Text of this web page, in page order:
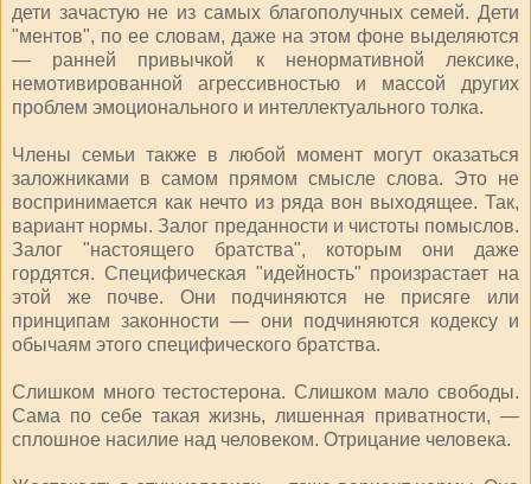
дети зачастую не из самых благополучных семей. Дети
"ментов", по ее словам, даже на этом фоне выделяются
— ранней привычкой к ненормативной лексике,
немотивированной агрессивностью и массой других
проблем эмоционального и интеллектуального толка.
Члены семьи также в любой момент могут оказаться
заложниками в самом прямом смысле слова. Это не
воспринимается как нечто из ряда вон выходящее. Так,
вариант нормы. Залог преданности и чистоты помыслов.
Залог "настоящего братства", которым они даже
гордятся. Специфическая "идейность" произрастает на
этой же почве. Они подчиняются не присяге или
принципам законности — они подчиняются кодексу и
обычаям этого специфического братства.
Слишком много тестостерона. Слишком мало свободы.
Сама по себе такая жизнь, лишенная приватности, —
сплошное насилие над человеком. Отрицание человека.